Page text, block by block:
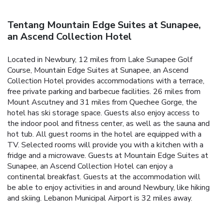
Tentang Mountain Edge Suites at Sunapee,
an Ascend Collection Hotel
Located in Newbury, 12 miles from Lake Sunapee Golf
Course, Mountain Edge Suites at Sunapee, an Ascend
Collection Hotel provides accommodations with a terrace,
free private parking and barbecue facilities. 26 miles from
Mount Ascutney and 31 miles from Quechee Gorge, the
hotel has ski storage space. Guests also enjoy access to
the indoor pool and fitness center, as well as the sauna and
hot tub. All guest rooms in the hotel are equipped with a
TV. Selected rooms will provide you with a kitchen with a
fridge and a microwave. Guests at Mountain Edge Suites at
Sunapee, an Ascend Collection Hotel can enjoy a
continental breakfast. Guests at the accommodation will
be able to enjoy activities in and around Newbury, like hiking
and skiing. Lebanon Municipal Airport is 32 miles away.